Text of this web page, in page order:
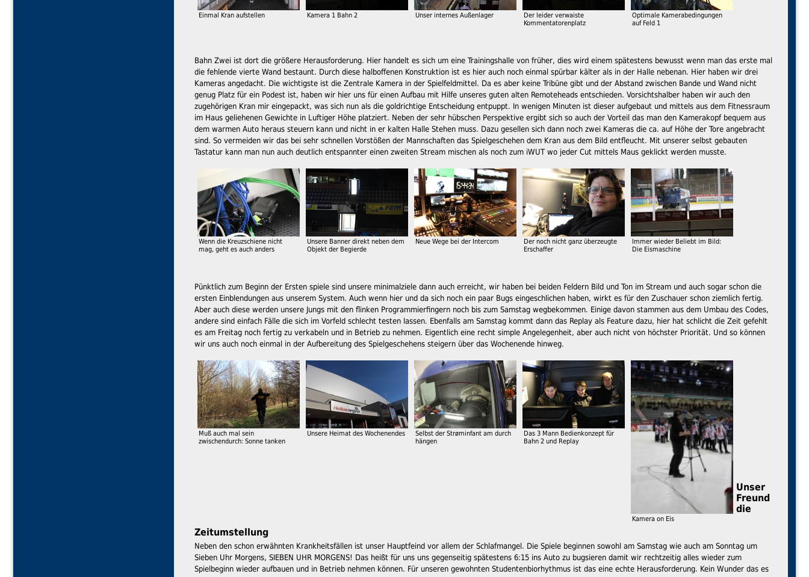
Einmal Kran aufstellen Kamera 1 Bahn 2 Unser internes Außenlager
Der leider verwaiste
Kommentatorenplatz
Optimale Kamerabedingungen
auf Feld 1
Bahn Zwei ist dort die größere Herausforderung. Hier handelt es sich um eine Trainingshalle von früher, dies wird einem spätestens bewusst wenn man das erste mal
die fehlende vierte Wand bestaunt. Durch diese halboffenen Konstruktion ist es hier auch noch einmal spürbar kälter als in der Halle nebenan. Hier haben wir drei
Kameras angedacht. Die wichtigste ist die Zentrale Kamera in der Spielfeldmittel. Da es aber keine Tribüne gibt und der Abstand zwischen Bande und Wand nicht
genug Platz für ein Podest ist, haben wir hier uns für einen Aufbau mit Hilfe unseres guten alten Remoteheads entschieden. Vorsichtshalber haben wir auch den
zugehörigen Kran mir eingepackt, was sich nun als die goldrichtige Entscheidung entpuppt. In wenigen Minuten ist dieser aufgebaut und mittels aus dem Fitnessraum
im Haus geliehenen Gewichte in Luftiger Höhe platziert. Neben der sehr hübschen Perspektive ergibt sich so auch der Vorteil das man den Kamerakopf bequem aus
dem warmen Auto heraus steuern kann und nicht in er kalten Halle Stehen muss. Dazu gesellen sich dann noch zwei Kameras die ca. auf Höhe der Tore angebracht
sind. So vermeiden wir das bei sehr schnellen Vorstößen der Mannschaften das Spielgeschehen dem Kran aus dem Bild entfleucht. Mit unserer selbst gebauten
Tastatur kann man nun auch deutlich entspannter einen zweiten Stream mischen als noch zum iWUT wo jeder Cut mittels Maus geklickt werden musste.
Wenn die Kreuzschiene nicht
mag, geht es auch anders
Unsere Banner direkt neben dem
Objekt der Begierde
Neue Wege bei der Intercom
Der noch nicht ganz überzeugte
Erschaffer
Immer wieder Beliebt im Bild:
Die Eismaschine
Pünktlich zum Beginn der Ersten spiele sind unsere minimalziele dann auch erreicht, wir haben bei beiden Feldern Bild und Ton im Stream und auch sogar schon die
ersten Einblendungen aus unserem System. Auch wenn hier und da sich noch ein paar Bugs eingeschlichen haben, wirkt es für den Zuschauer schon ziemlich fertig.
Aber auch diese werden unsere Jungs mit den flinken Programmierfingern noch bis zum Samstag wegbekommen. Einige davon stammen aus dem Umbau des Codes,
andere sind einfach Fälle die sich im Vorfeld schlecht testen lassen. Ebenfalls am Samstag kommt dann das Replay als Feature dazu, hier hat schlicht die Zeit gefehlt
es am Freitag noch fertig zu verkabeln und in Betrieb zu nehmen. Eigentlich eine recht simple Angelegenheit, aber auch nicht von höchster Priorität. Und so können
wir uns auch noch einmal in der Aufbereitung des Spielgeschehens steigern über das Wochenende hinweg.
Muß auch mal sein
zwischendurch: Sonne tanken
Unsere Heimat des Wochenendes
Selbst der Strøminfant am durch
hängen
Das 3 Mann Bedienkonzept für
Bahn 2 und Replay
Kamera on Eis
Unser
Freund
die
Zeitumstellung
Neben den schon erwähnten Krankheitsfällen ist unser Hauptfeind vor allem der Schlafmangel. Die Spiele beginnen sowohl am Samstag wie auch am Sonntag um
Sieben Uhr Morgens, SIEBEN UHR MORGENS! Das heißt für uns uns gegenseitig spätestens 6:15 ins Auto zu bugsieren damit wir rechtzeitig alles wieder zum
Spielbeginn wieder aufbauen und in Betrieb nehmen können. Für unseren gewohnten Studentenbiorhythmus ist das eine echte Herausforderung. Kein Wunder das es